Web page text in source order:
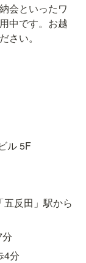
会といったワ
中です。お越
さい。
ル 5F
五反田」駅から
4分